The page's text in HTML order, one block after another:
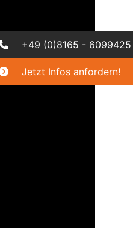
+49 (0)8165 - 6099425
Jetzt Infos anfordern!